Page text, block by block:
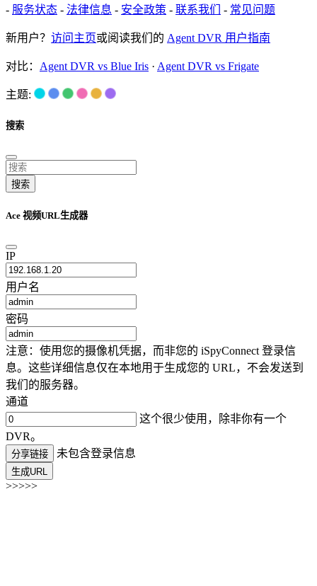
- 服务状态 - 法律信息 - 安全政策 - 联系我们 - 常见问题
新用户？ 访问主页或阅读我们的 Agent DVR 用户指南
对比： Agent DVR vs Blue Iris · Agent DVR vs Frigate
主题:
搜索
搜索
Ace 视频URL生成器
IP
用户名
密码
注意：使用您的摄像机凭据，而非您的 iSpyConnect 登录信
息。这些详细信息仅在本地用于生成您的 URL，不会发送到
我们的服务器。
通道
这个很少使用，除非你有一个
DVR。
分享链接 未包含登录信息
生成URL
>>>>>